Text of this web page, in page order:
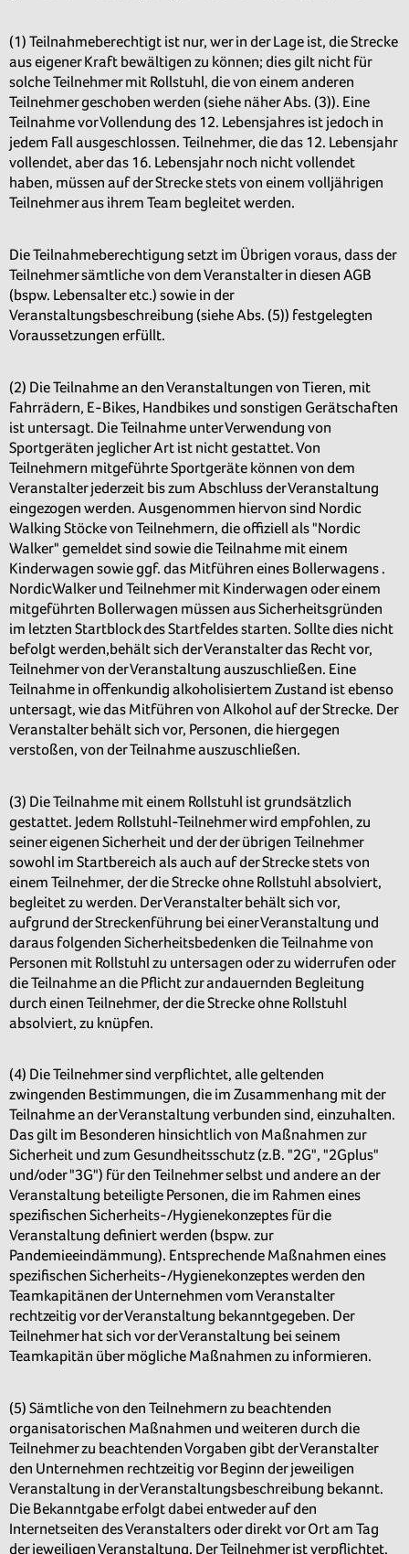
(1) Teilnahmeberechtigt ist nur, wer in der Lage ist, die Strecke
aus eigener Kraft bewältigen zu können; dies gilt nicht für
solche Teilnehmer mit Rollstuhl, die von einem anderen
Teilnehmer geschoben werden (siehe näher Abs. (3)). Eine
Teilnahme vor Vollendung des 12. Lebensjahres ist jedoch in
jedem Fall ausgeschlossen. Teilnehmer, die das 12. Lebensjahr
vollendet, aber das 16. Lebensjahr noch nicht vollendet
haben, müssen auf der Strecke stets von einem volljährigen
Teilnehmer aus ihrem Team begleitet werden.
Die Teilnahmeberechtigung setzt im Übrigen voraus, dass der
Teilnehmer sämtliche von dem Veranstalter in diesen AGB
(bspw. Lebensalter etc.) sowie in der
Veranstaltungsbeschreibung (siehe Abs. (5)) festgelegten
Voraussetzungen erfüllt.
(2) Die Teilnahme an den Veranstaltungen von Tieren, mit
Fahrrädern, E-Bikes, Handbikes und sonstigen Gerätschaften
ist untersagt. Die Teilnahme unter Verwendung von
Sportgeräten jeglicher Art ist nicht gestattet. Von
Teilnehmern mitgeführte Sportgeräte können von dem
Veranstalter jederzeit bis zum Abschluss der Veranstaltung
eingezogen werden. Ausgenommen hiervon sind Nordic
Walking Stöcke von Teilnehmern, die offiziell als "Nordic
Walker" gemeldet sind sowie die Teilnahme mit einem
Kinderwagen sowie ggf. das Mitführen eines Bollerwagens .
NordicWalker und Teilnehmer mit Kinderwagen oder einem
mitgeführten Bollerwagen müssen aus Sicherheitsgründen
im letzten Startblock des Startfeldes starten. Sollte dies nicht
befolgt werden,behält sich der Veranstalter das Recht vor,
Teilnehmer von der Veranstaltung auszuschließen. Eine
Teilnahme in offenkundig alkoholisiertem Zustand ist ebenso
untersagt, wie das Mitführen von Alkohol auf der Strecke. Der
Veranstalter behält sich vor, Personen, die hiergegen
verstoßen, von der Teilnahme auszuschließen.
(3) Die Teilnahme mit einem Rollstuhl ist grundsätzlich
gestattet. Jedem Rollstuhl-Teilnehmer wird empfohlen, zu
seiner eigenen Sicherheit und der der übrigen Teilnehmer
sowohl im Startbereich als auch auf der Strecke stets von
einem Teilnehmer, der die Strecke ohne Rollstuhl absolviert,
begleitet zu werden. Der Veranstalter behält sich vor,
aufgrund der Streckenführung bei einer Veranstaltung und
daraus folgenden Sicherheitsbedenken die Teilnahme von
Personen mit Rollstuhl zu untersagen oder zu widerrufen oder
die Teilnahme an die Pflicht zur andauernden Begleitung
durch einen Teilnehmer, der die Strecke ohne Rollstuhl
absolviert, zu knüpfen.
(4) Die Teilnehmer sind verpflichtet, alle geltenden
zwingenden Bestimmungen, die im Zusammenhang mit der
Teilnahme an der Veranstaltung verbunden sind, einzuhalten.
Das gilt im Besonderen hinsichtlich von Maßnahmen zur
Sicherheit und zum Gesundheitsschutz (z.B. "2G", "2Gplus"
und/oder "3G") für den Teilnehmer selbst und andere an der
Veranstaltung beteiligte Personen, die im Rahmen eines
spezifischen Sicherheits-/Hygienekonzeptes für die
Veranstaltung definiert werden (bspw. zur
Pandemieeindämmung). Entsprechende Maßnahmen eines
spezifischen Sicherheits-/Hygienekonzeptes werden den
Teamkapitänen der Unternehmen vom Veranstalter
rechtzeitig vor der Veranstaltung bekanntgegeben. Der
Teilnehmer hat sich vor der Veranstaltung bei seinem
Teamkapitän über mögliche Maßnahmen zu informieren.
(5) Sämtliche von den Teilnehmern zu beachtenden
organisatorischen Maßnahmen und weiteren durch die
Teilnehmer zu beachtenden Vorgaben gibt der Veranstalter
den Unternehmen rechtzeitig vor Beginn der jeweiligen
Veranstaltung in der Veranstaltungsbeschreibung bekannt.
Die Bekanntgabe erfolgt dabei entweder auf den
Internetseiten des Veranstalters oder direkt vor Ort am Tag
der jeweiligen Veranstaltung. Der Teilnehmer ist verpflichtet,